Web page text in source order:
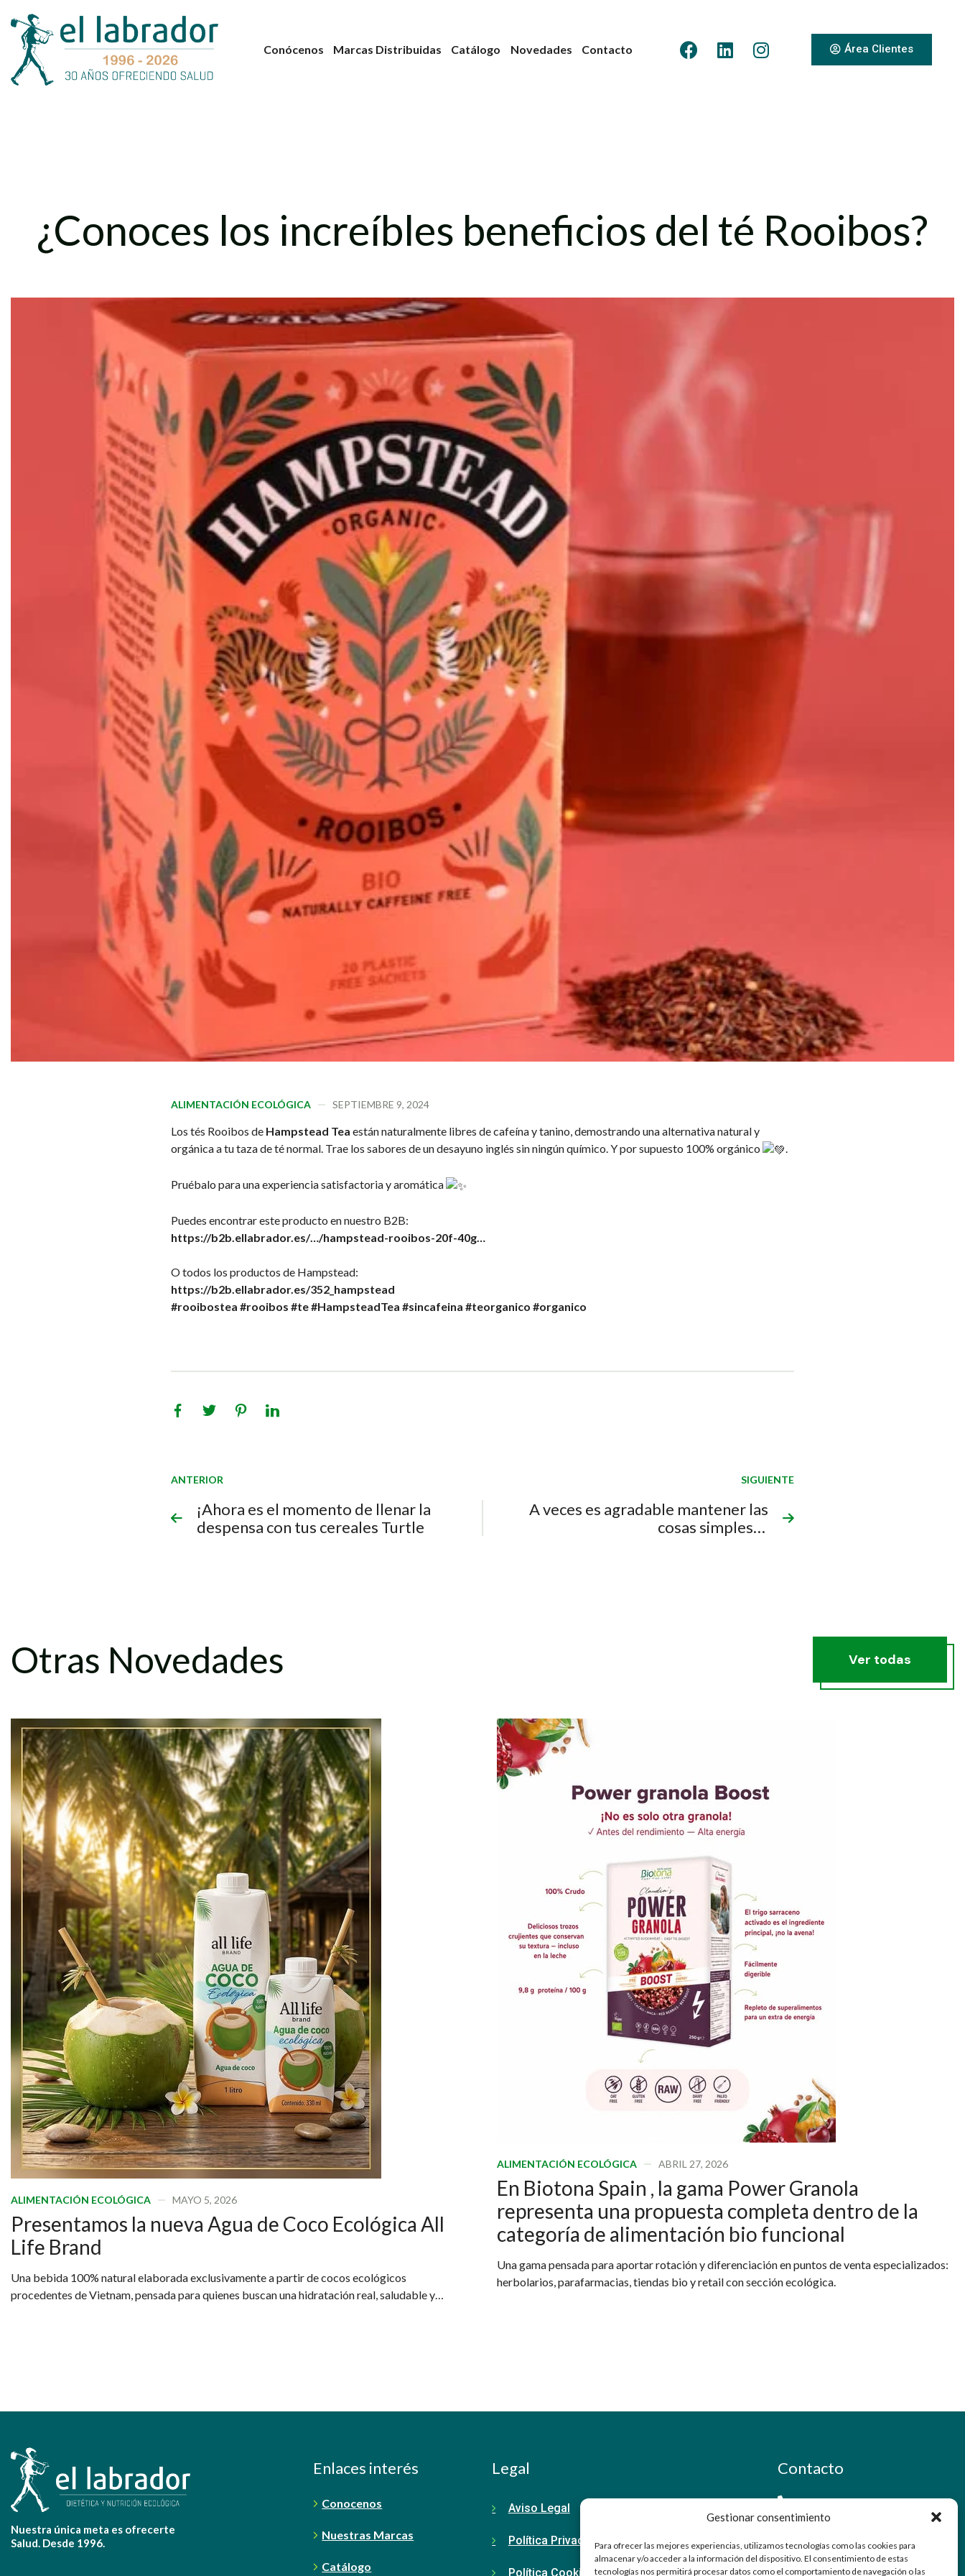
Gestionar consentimiento
Para ofrecer las mejores experiencias, utilizamos tecnologías como las cookies para
almacenar y/o acceder a la información del dispositivo. El consentimiento de estas
tecnologías nos permitirá procesar datos como el comportamiento de navegación o las
Conócenos Marcas Distribuidas Catálogo Novedades Contacto Área Clientes
¿Conoces los increíbles beneficios del té Rooibos?
ALIMENTACIÓN ECOLÓGICA SEPTIEMBRE 9, 2024
Los tés Rooibos de Hampstead Tea están naturalmente libres de cafeína y tanino, demostrando una alternativa natural y
orgánica a tu taza de té normal. Trae los sabores de un desayuno inglés sin ningún químico. Y por supuesto 100% orgánico
.
Pruébalo para una experiencia satisfactoria y aromática
Puedes encontrar este producto en nuestro B2B:
https://b2b.ellabrador.es/…/hampstead-rooibos-20f-40g…
O todos los productos de Hampstead:
https://b2b.ellabrador.es/352_hampstead
#rooibostea #rooibos #te#HampsteadTea #sincafeina #teorganico #organico
ANTERIOR
¡Ahora es el momento de llenar la
despensa con tus cereales Turtle
SIGUIENTE
A veces es agradable mantener las
cosas simples…
Otras Novedades Ver todas
ALIMENTACIÓN ECOLÓGICA MAYO 5, 2026
Presentamos la nueva Agua de Coco Ecológica All
Life Brand
Una bebida 100% natural elaborada exclusivamente a partir de cocos ecológicos
procedentes de Vietnam, pensada para quienes buscan una hidratación real, saludable y
ALIMENTACIÓN ECOLÓGICA ABRIL 27, 2026
En Biotona Spain , la gama Power Granola
representa una propuesta completa dentro de la
categoría de alimentación bio funcional
Una gama pensada para aportar rotación y diferenciación en puntos de venta especializados:
herbolarios, parafarmacias, tiendas bio y retail con sección ecológica.
Nuestra única meta es ofrecerte
Salud. Desde 1996.
Enlaces interés
Conocenos
Nuestras Marcas
Catálogo
Legal
Aviso Legal
Política Privacidad
Política Cookies
Contacto
91 798 71 15
Calle Valle de Tobalina, 58D